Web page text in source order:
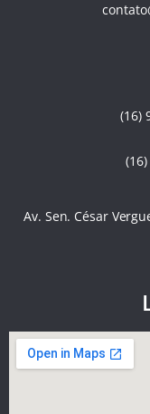
(16)
Av. Sen. César